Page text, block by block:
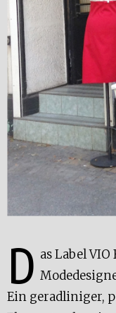
D as Label
Ein geradliniger,